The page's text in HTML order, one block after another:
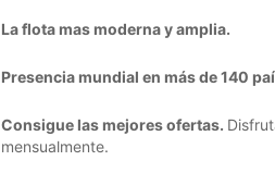
La flota mas moderna y amplia.
Presencia mundial en más de 140
Consigue las mejores ofertas.
mensualmente.